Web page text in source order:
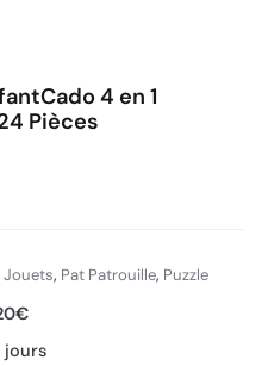
4 en 1
Pièces
Jouets, Pat Patrouille, Puzzle
jours